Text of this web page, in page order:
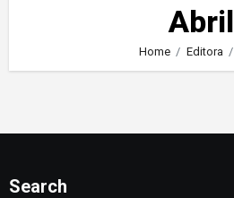
Abril
Home Editora
Search